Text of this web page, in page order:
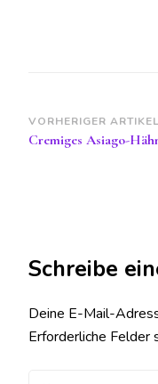
VORHERIGER ARTIKEL
Cremiges Asiago-
Schreibe
Deine E-Mail-
Erforderliche Felder